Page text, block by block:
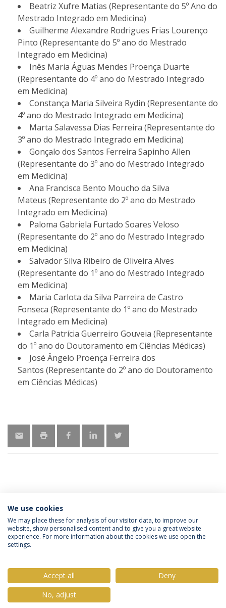
Beatriz Xufre Matias (Representante do 5º Ano do
Mestrado Integrado em Medicina)
Guilherme Alexandre Rodrigues Frias Lourenço
Pinto (Representante do 5º ano do Mestrado
Integrado em Medicina)
Inês Maria Águas Mendes Proença Duarte
(Representante do 4º ano do Mestrado Integrado
em Medicina)
Constança Maria Silveira Rydin (Representante do
4º ano do Mestrado Integrado em Medicina)
Marta Salavessa Dias Ferreira (Representante do
3º ano do Mestrado Integrado em Medicina)
Gonçalo dos Santos Ferreira Sapinho Allen
(Representante do 3º ano do Mestrado Integrado
em Medicina)
Ana Francisca Bento Moucho da Silva
Mateus (Representante do 2º ano do Mestrado
Integrado em Medicina)
Paloma Gabriela Furtado Soares Veloso
(Representante do 2º ano do Mestrado Integrado
em Medicina)
Salvador Silva Ribeiro de Oliveira Alves
(Representante do 1º ano do Mestrado Integrado
em Medicina)
Maria Carlota da Silva Parreira de Castro
Fonseca (Representante do 1º ano do Mestrado
Integrado em Medicina)
Carla Patrícia Guerreiro Gouveia (Representante
do 1º ano do Doutoramento em Ciências Médicas)
José Ângelo Proença Ferreira dos
Santos (Representante do 2º ano do Doutoramento
em Ciências Médicas)
MAIS INFORMAÇÕES
Política de Privacidade
Termos & Condições
© 2026 Universidade Católica Portuguesa
We use cookies
We may place these for analysis of our visitor data, to improve our
website, show personalised content and to give you a great website
experience. For more information about the cookies we use open the
settings.
Accept all
Deny
No, adjust